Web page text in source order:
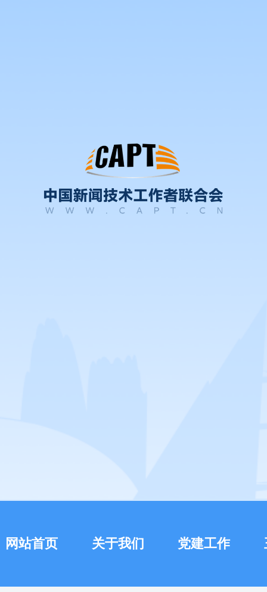
网站首页 关于我们 党建工作